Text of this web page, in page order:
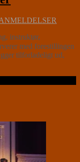
instruktør,
med forestillingen
tilforladeligt ud,